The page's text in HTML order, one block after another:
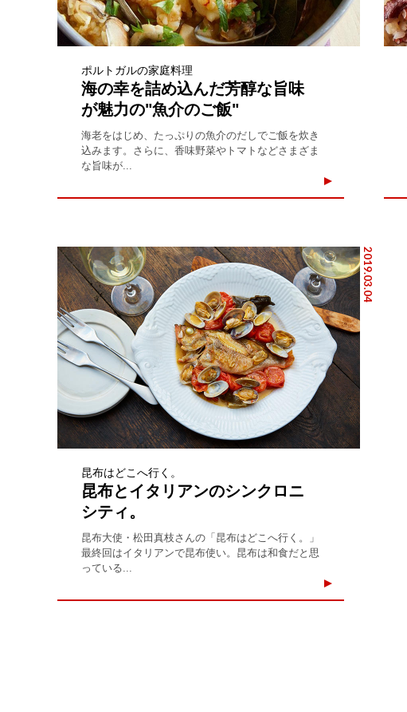
ポルトガルの家庭料理
海の幸を詰め込んだ芳醇な旨味
が魅力の"魚介のご飯"
海老をはじめ、たっぷりの魚介のだしでご飯を炊き
込みます。さらに、香味野菜やトマトなどさまざま
な旨味が...
2019.03.04
昆布はどこへ行く。
昆布とイタリアンのシンクロニ
シティ。
昆布大使・松田真枝さんの「昆布はどこへ行く。」
最終回はイタリアンで昆布使い。昆布は和食だと思
っている...